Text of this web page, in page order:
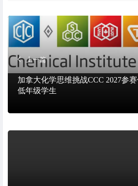
上一篇
加拿大化学思维挑战CCC 2027参
低年级学生